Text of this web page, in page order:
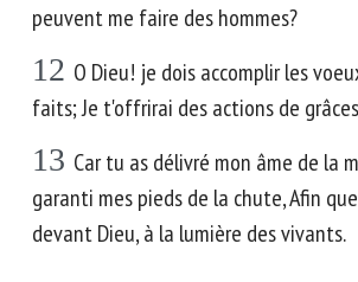
peuvent me faire des hommes?
12 O Dieu! je dois accomplir les
faits; Je t'offrirai des actions de
13 Car tu as délivré mon âme de la
garanti mes pieds de la chute, Afin
devant Dieu, à la lumière des vivants.